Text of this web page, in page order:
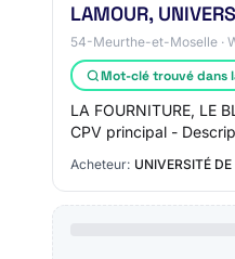
LAMOUR,
54-Meurthe-et-Moselle ·
Mot-clé trouvé dans
LA FOURNITURE, LE
CPV principal -
Acheteur: UNIVERSITÉ